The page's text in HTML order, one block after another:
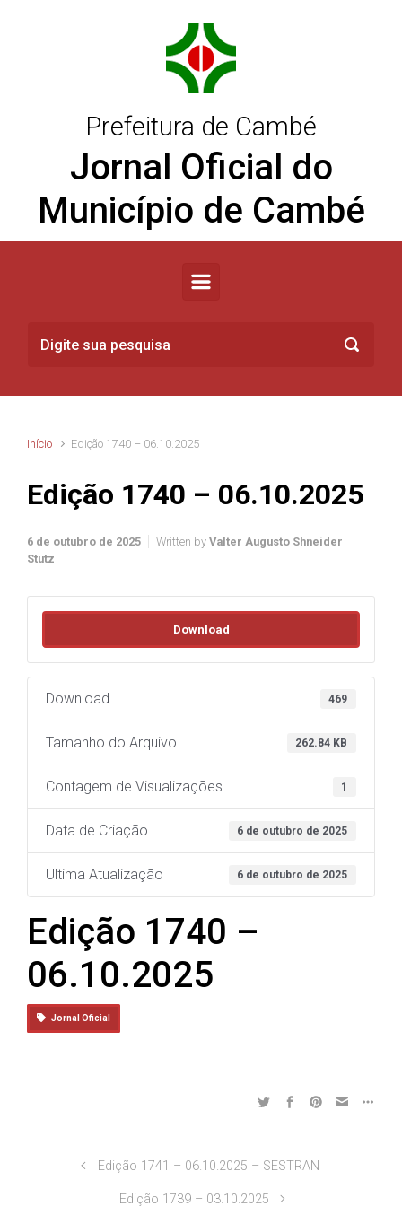
Prefeitura de Cambé
Jornal Oficial do
Município de Cambé
Início Edição 1740 – 06.10.2025
Edição 1740 – 06.10.2025
6 de outubro de 2025 Written by Valter Augusto Shneider
Stutz
Download
Download 469
Tamanho do Arquivo 262.84 KB
Contagem de Visualizações 1
Data de Criação 6 de outubro de 2025
Ultima Atualização 6 de outubro de 2025
Edição 1740 –
06.10.2025
Jornal Oficial
Edição 1741 – 06.10.2025 – SESTRAN
Edição 1739 – 03.10.2025